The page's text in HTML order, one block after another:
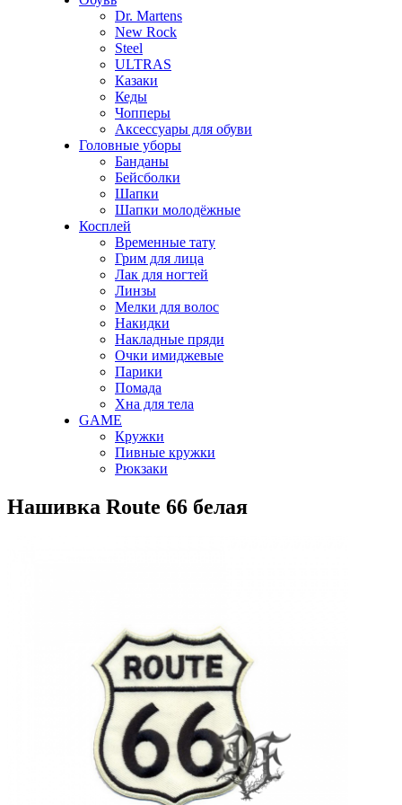
Dr. Martens
New Rock
Steel
ULTRAS
Казаки
Кеды
Чопперы
Аксессуары для обуви
Головные уборы
Банданы
Бейсболки
Шапки
Шапки молодёжные
Косплей
Временные тату
Грим для лица
Лак для ногтей
Линзы
Мелки для волос
Накидки
Накладные пряди
Очки имиджевые
Парики
Помада
Хна для тела
GAME
Кружки
Пивные кружки
Рюкзаки
Нашивка Route 66 белая